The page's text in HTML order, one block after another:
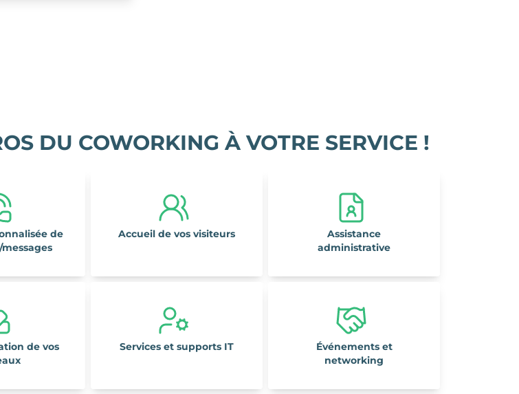
DU COWORKING À VOTRE SERVICE !
de
Accueil de vos visiteurs
Assistance
administrative
de vos
Services et supports IT
Événements et
networking